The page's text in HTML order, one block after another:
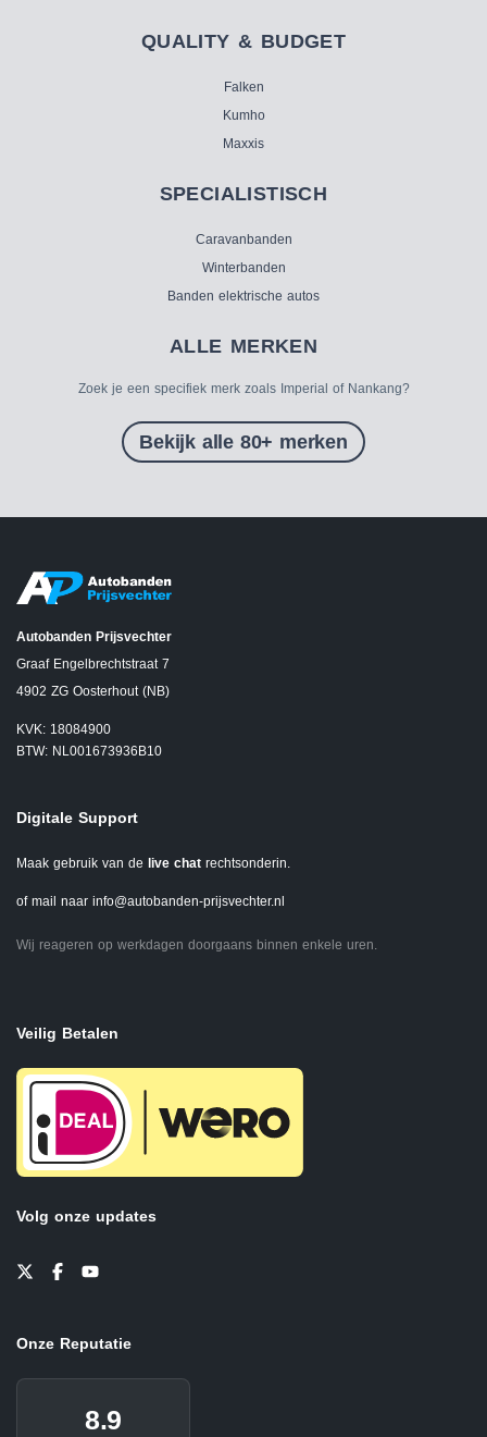
QUALITY & BUDGET
Falken
Kumho
Maxxis
SPECIALISTISCH
Caravanbanden
Winterbanden
Banden elektrische autos
ALLE MERKEN
Zoek je een specifiek merk zoals Imperial of Nankang?
Bekijk alle 80+ merken
Autobanden Prijsvechter
Graaf Engelbrechtstraat 7
4902 ZG Oosterhout (NB)
KVK: 18084900
BTW: NL001673936B10
Digitale Support
Maak gebruik van de live chat rechtsonderin.
of mail naar info@autobanden-prijsvechter.nl
Wij reageren op werkdagen doorgaans binnen enkele uren.
Veilig Betalen
Volg onze updates
Onze Reputatie
8.9